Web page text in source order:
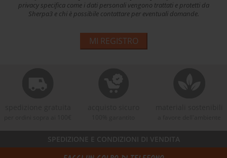
privacy specifica come i dati personali vengono trattati e protetti da
Sherpa3 e chi è possibile contattare per eventuali domande.
MI REGISTRO
SPEDIZIONE E CONDIZIONI DI VENDITA